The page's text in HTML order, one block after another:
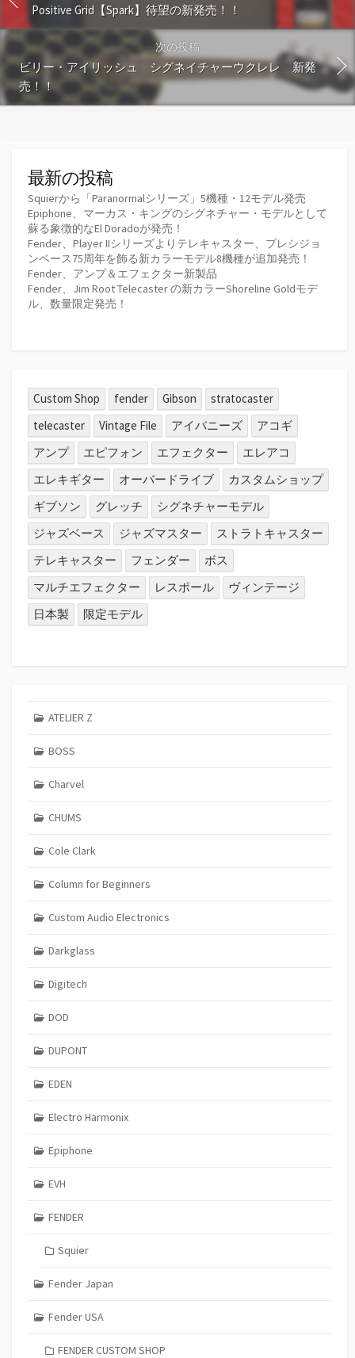
Positive Grid【Spark】待望の新発売！！
次の投稿
ビリー・アイリッシュ シグネイチャーウクレレ 新発
売！！
最新の投稿
Squierから「Paranormalシリーズ」5機種・12モデル発売
Epiphone、マーカス・キングのシグネチャー・モデルとして
蘇る象徴的なEl Doradoが発売！
Fender、Player IIシリーズよりテレキャスター、プレシジョ
ンベース75周年を飾る新カラーモデル8機種が追加発売！
Fender、アンプ＆エフェクター新製品
Fender、Jim Root Telecaster の新カラーShoreline Goldモデ
ル、数量限定発売！
Custom Shop fender Gibson
stratocaster
telecaster
Vintage File アイバニーズ
アコギ
アンプ
エピフォン エフェクター
エレアコ
エレキギター
オーバードライブ
カスタムショップ
ギブソン
グレッチ
シグネチャーモデル
ジャズベース
ジャズマスター
ストラトキャスター
テレキャスター
フェンダー
ボス
マルチエフェクター
レスポール
ヴィンテージ
日本製
限定モデル
ATELIER Z
BOSS
Charvel
CHUMS
Cole Clark
Column for Beginners
Custom Audio Electronics
Darkglass
Digitech
DOD
DUPONT
EDEN
Electro Harmonix
Epiphone
EVH
FENDER
Squier
Fender Japan
Fender USA
FENDER CUSTOM SHOP